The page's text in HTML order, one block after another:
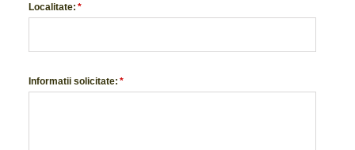
Localitate: *
Informatii solicitate: *